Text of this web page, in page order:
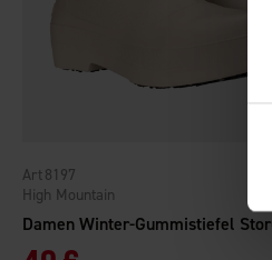
High Mountain
8197